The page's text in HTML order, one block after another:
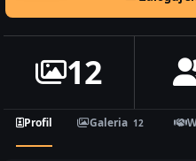
12
Profil Galeria 12